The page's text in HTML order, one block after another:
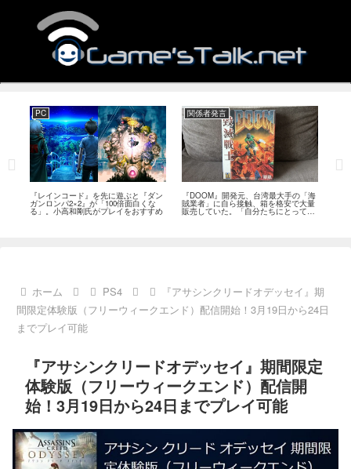
PC
『レインコード』を先に遊ぶと『ダン
ガンロンパ2×2』が「100倍面白くな
る」。小高和剛氏がプレイをおすすめ
関係者発言
『DOOM』開発元、台湾最大手の「海
賊業者」に自ら接触、箱を格安で大量
販売していた。「自分たちにとっては
流通だった」
ホーム PS4
『アサシンクリードオデッセイ』期
間限定体験版（フリーウィークエンド）配信開始！3月19日から24日
までプレイ可能
『アサシンクリードオデッセイ』期間限定
体験版（フリーウィークエンド）配信開
始！3月19日から24日までプレイ可能